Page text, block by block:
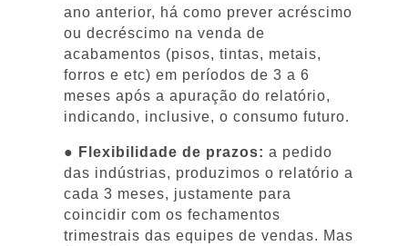
ano anterior, há como prever acréscimo
ou decréscimo na venda de
acabamentos (pisos, tintas, metais,
forros e etc) em períodos de 3 a 6
meses após a apuração do relatório,
indicando, inclusive, o consumo futuro.
● Flexibilidade de prazos: a pedido
das indústrias, produzimos o relatório a
cada 3 meses, justamente para
coincidir com os fechamentos
trimestrais das equipes de vendas. Mas